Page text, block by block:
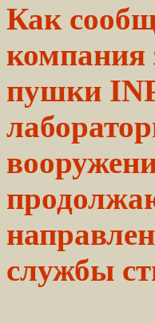
Как
компания
пушки
службы